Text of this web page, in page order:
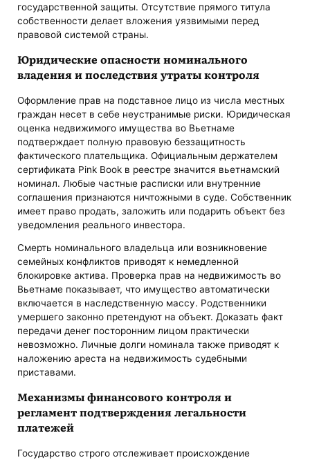
государственной защиты. Отсутствие прямого титула
собственности делает вложения уязвимыми перед
правовой системой страны.
Юридические опасности номинального
владения и последствия утраты контроля
Оформление прав на подставное лицо из числа местных
граждан несет в себе неустранимые риски. Юридическая
оценка недвижимого имущества во Вьетнаме
подтверждает полную правовую беззащитность
фактического плательщика. Официальным держателем
сертификата Pink Book в реестре значится вьетнамский
номинал. Любые частные расписки или внутренние
соглашения признаются ничтожными в суде. Собственник
имеет право продать, заложить или подарить объект без
уведомления реального инвестора.
Смерть номинального владельца или возникновение
семейных конфликтов приводят к немедленной
блокировке актива. Проверка прав на недвижимость во
Вьетнаме показывает, что имущество автоматически
включается в наследственную массу. Родственники
умершего законно претендуют на объект. Доказать факт
передачи денег посторонним лицом практически
невозможно. Личные долги номинала также приводят к
наложению ареста на недвижимость судебными
приставами.
Механизмы финансового контроля и
регламент подтверждения легальности
платежей
Государство строго отслеживает происхождение